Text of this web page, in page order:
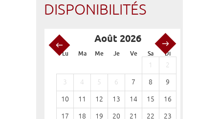
DISPONIBILITÉS
Août 2026
Lu Ma Me Je Ve Sa Di
1 2
3 4 5 6 7 8 9
10 11 12 13 14 15 16
17 18 19 20 21 22 23